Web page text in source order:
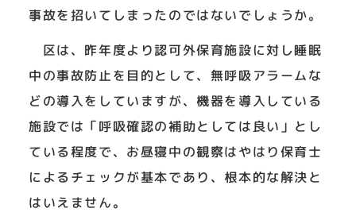
事故を招いてしまったのではないでしょうか。
区は、昨年度より認可外保育施設に対し睡眠
中の事故防止を目的として、無呼吸アラームな
どの導入をしていますが、機器を導入している
施設では「呼吸確認の補助としては良い」とし
ている程度で、お昼寝中の観察はやはり保育士
によるチェックが基本であり、根本的な解決と
はいえません。